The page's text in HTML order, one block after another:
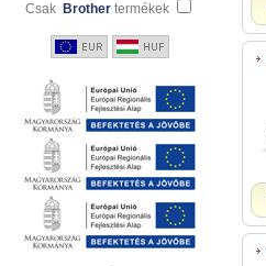
Csak Brother termékek